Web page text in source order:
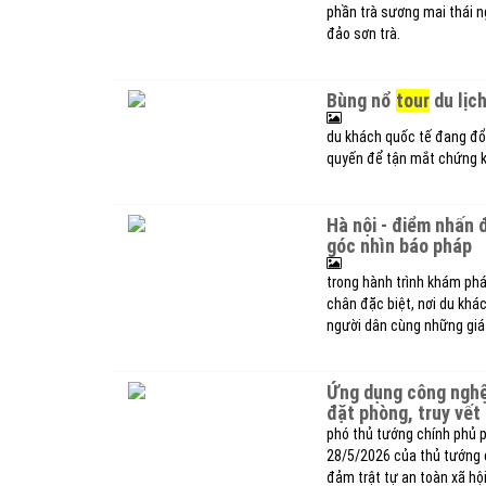
phần trà sương mai thái
đảo sơn trà.
bùng nổ tour du
du khách quốc tế đang
quyến để tận mắt chứng
hà nội - điểm nhấn đặc biệt trong hành trình khám phá việt nam qua
góc nhìn báo pháp
trong hành trình khám
chân đặc biệt, nơi du
người dân cùng những
ứng dụng công
đặt phòng, truy
phó thủ tướng chính phủ
28/5/2026 của thủ tướng
đảm trật tự an toàn xã